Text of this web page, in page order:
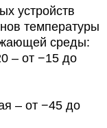
устройств
температуры
среды:
– от −15 до
– от −45 до